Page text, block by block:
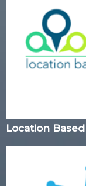
Location